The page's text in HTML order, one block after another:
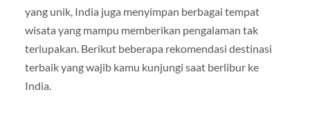
yang unik, India juga menyimpan berbagai tempat
wisata yang mampu memberikan pengalaman tak
terlupakan. Berikut beberapa rekomendasi destinasi
terbaik yang wajib kamu kunjungi saat berlibur ke
India.